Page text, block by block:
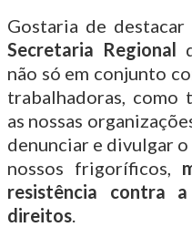
Gostaria de
Secretaria Regional
não só em conjunto
trabalhadoras, como
as nossas
denunciar e divulgar
nossos frigoríficos,
resistência contra
direitos.